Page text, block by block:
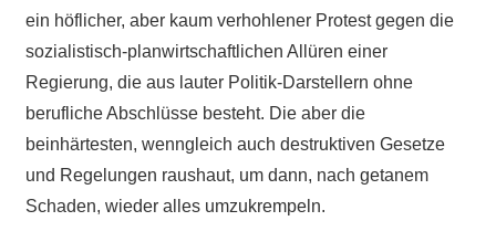
ein höflicher, aber kaum verhohlener Protest gegen die
sozialistisch-planwirtschaftlichen Allüren einer
Regierung, die aus lauter Politik-Darstellern ohne
berufliche Abschlüsse besteht. Die aber die
beinhärtesten, wenngleich auch destruktiven Gesetze
und Regelungen raushaut, um dann, nach getanem
Schaden, wieder alles umzukrempeln.